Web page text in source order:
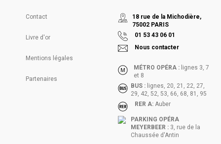
Contact
Livre d'or
Mentions légales
Partenaires
18 rue de la Michodière,
75002 PARIS
01 53 43 06 01
Nous contacter
MÉTRO OPÉRA : lignes 3, 7
et 8
BUS : lignes, 20, 21, 22, 27,
29, 42, 52, 53, 66, 68, 81, 95
RER A: Auber
PARKING OPÉRA
MEYERBEER : 3, rue de la
Chaussée d'Antin